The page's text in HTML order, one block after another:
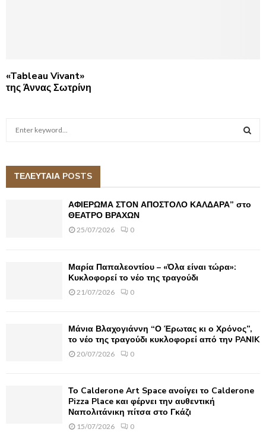
«Tableau Vivant»
της Άννας Σωτρίνη
h
A
ΤΕΛΕΥΤΑΙΑ POSTS
ΑΦΙΕΡΩΜΑ ΣΤΟΝ ΑΠΟΣΤΟΛΟ ΚΑΛΔΑΡΑ” στο
ΘΕΑΤΡΟ ΒΡΑΧΩΝ
25/07/2026 0
Μαρία Παπαλεοντίου – «Όλα είναι τώρα»:
Κυκλοφορεί το νέο της τραγούδι
21/07/2026 0
Μάνια Βλαχογιάννη “Ο Έρωτας κι ο Χρόνος”,
το νέο της τραγούδι κυκλοφορεί από την PANIK
20/07/2026 0
Το Calderone Art Space ανοίγει το Calderone
Pizza Place και φέρνει την αυθεντική
Ναπολιτάνικη πίτσα στο Γκάζι
15/07/2026 0